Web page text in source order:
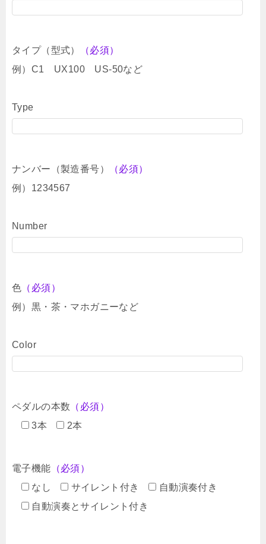
タイプ（型式）
（必須）
例）C1 UX100 US-50など
Type
ナンバー（製造番号）
（必須）
例）1234567
Number
色 （必須）
例）黒・茶・マホガニーなど
Color
ペダルの本数 （必須）
3本
2本
電子機能 （必須）
なし
サイレント付き
自動演奏付き
自動演奏とサイレント付き